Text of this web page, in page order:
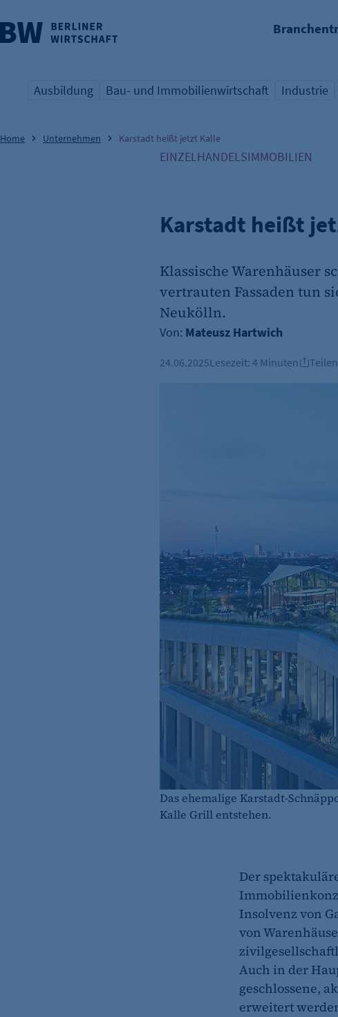
überspringen
Übersicht Schlagwort
Ausbildung
Übersicht Schlagwort
Bau- und Immobilienwirtschaft
Übersicht
Industrie
Home Unternehmen Karstadt heißt jetzt Kalle
EINZELHANDELSIMMOBILIEN
Karstadt heißt
Klassische Warenhäuser
vertrauten Fassaden tun
Neukölln.
Von: Mateusz Hartwich
24.06.2025Lesezeit: 4 Minuten Teilen
Das ehemalige Karstadt-
Kalle Grill entstehen.
Der
Insolvenz von
von
Auch in der
geschlossene,
erweitert